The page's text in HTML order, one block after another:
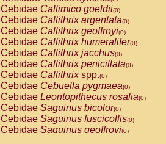
Cebidae Callimico goeldii(0)
Cebidae Callithrix argentata(0)
Cebidae Callithrix geoffroyi(0)
Cebidae Callithrix humeralifer(0)
Cebidae Callithrix jacchus(0)
Cebidae Callithrix penicillata(0)
Cebidae Callithrixspp.(0)
Cebidae Cebuella pygmaea(0)
Cebidae Leontopithecus rosalia(0)
Cebidae Saguinus bicolor(0)
Cebidae Saguinus fuscicollis(0)
Cebidae Saguinus geoffroyi(0)